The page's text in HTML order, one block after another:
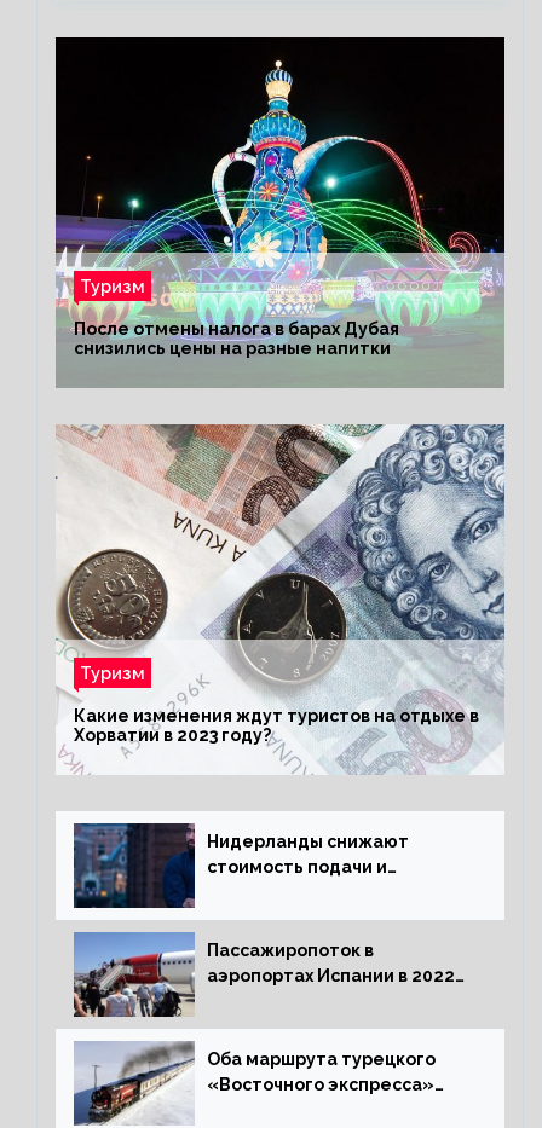
Туризм
После отмены налога в барах Дубая
снизились цены на разные напитки
Туризм
Какие изменения ждут туристов на отдыхе в
Хорватии в 2023 году?
Нидерланды снижают
стоимость подачи и
жительство
Пассажиропоток в
аэропортах Испании в 2022
процентов
Оба маршрута турецкого
«Восточного экспресса»